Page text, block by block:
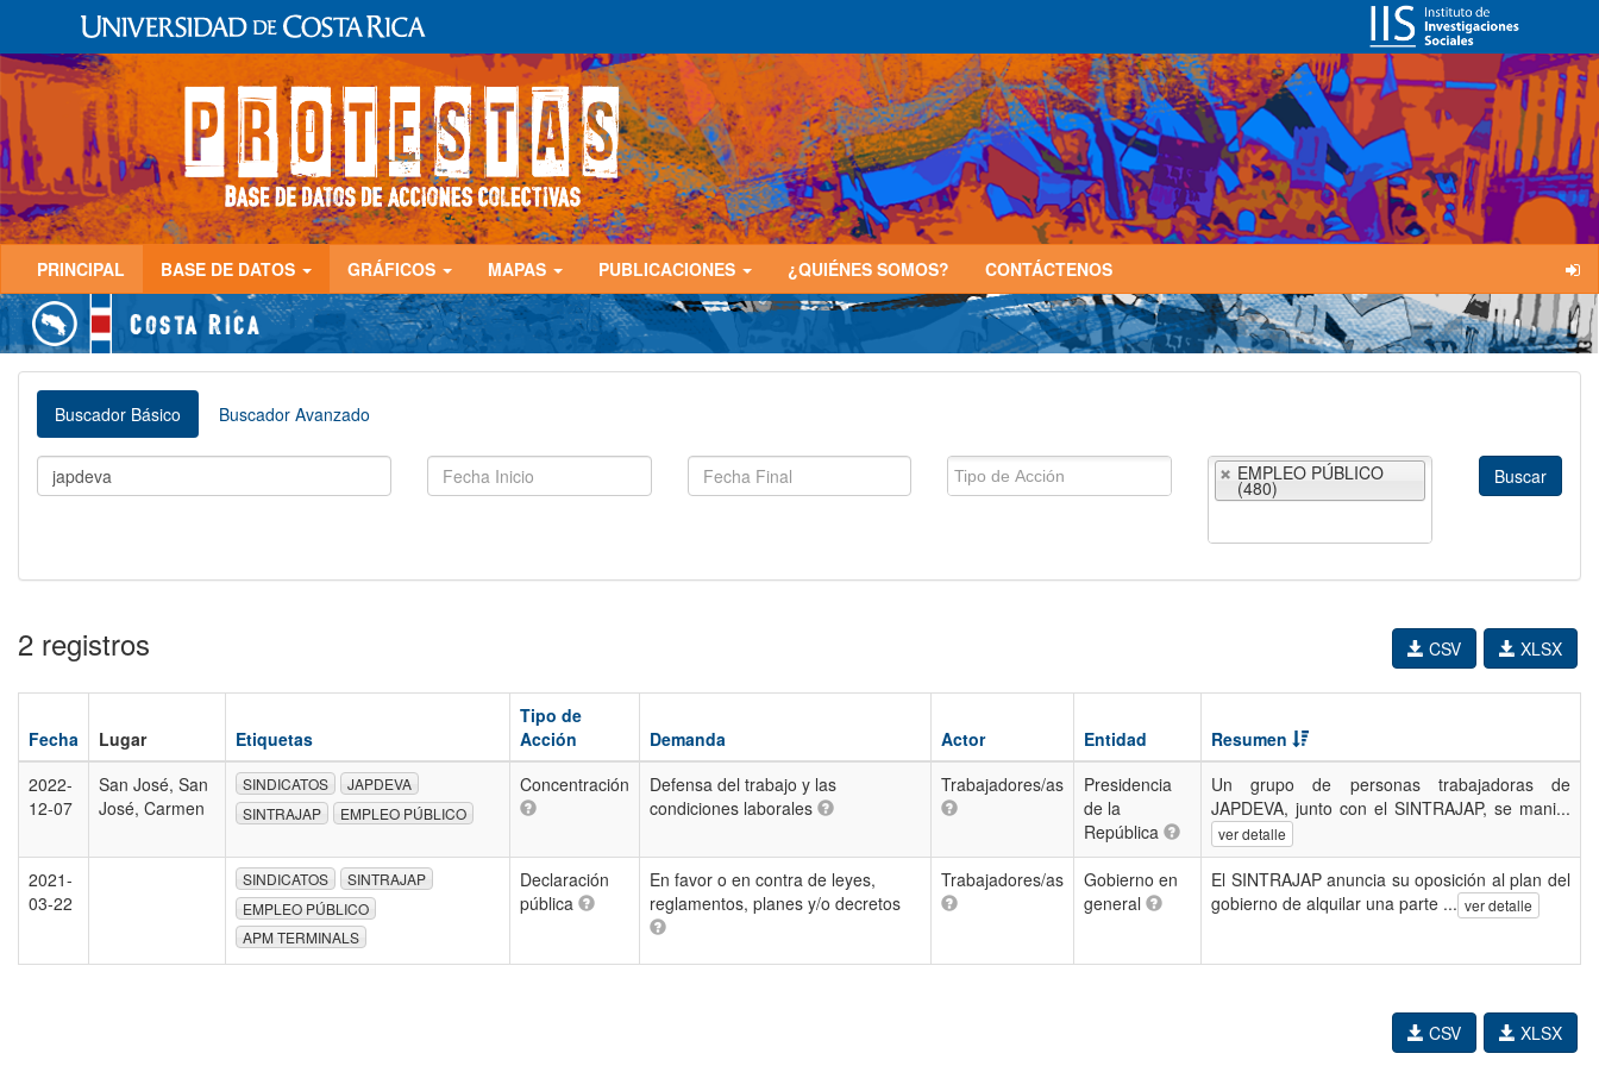
PRINCIPAL BASE DE DATOS GRÁFICOS MAPAS PUBLICACIONES ¿QUIÉNES SOMOS? CONTÁCTENOS
Buscador Básico Buscador Avanzado
EMPLEO PÚBLICO
(480)
2 registros XLSX
CSV
Fecha Lugar Etiquetas
Tipo de
Acción
Demanda Actor Entidad
Resumen
2022-
12-07
San José, San
José, Carmen
SINDICATOS
JAPDEVA
SINTRAJAP
EMPLEO PÚBLICO
Concentración
Defensa del trabajo y las
condiciones laborales
Trabajadores/as
Presidencia
de la
República
Un grupo de personas trabajadoras de
JAPDEVA, junto con el SINTRAJAP, se mani...
ver detalle
2021-
03-22
SINDICATOS
SINTRAJAP
EMPLEO PÚBLICO
APM TERMINALS
Declaración
pública
En favor o en contra de leyes,
reglamentos, planes y/o decretos
Trabajadores/as
Gobierno en
general
El SINTRAJAP anuncia su oposición al plan del
gobierno de alquilar una parte ... ver detalle
XLSX
CSV